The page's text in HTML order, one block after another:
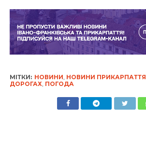
МІТКИ: НОВИНИ НОВИНИ ПРИКАРПАТТЯ
ДОРОГАХ ПОГОДА